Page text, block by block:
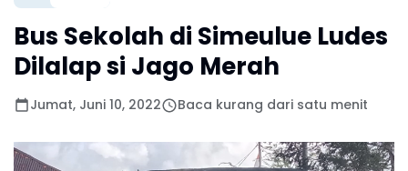
Bus Sekolah di Simeulue Ludes
Dilalap si Jago Merah
Jumat, Juni 10, 2022 Baca kurang dari satu menit